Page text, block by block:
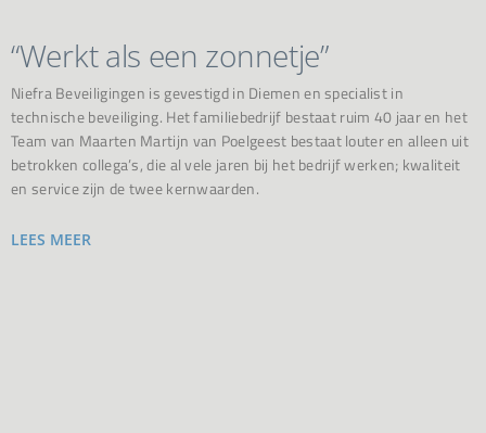
“Werkt als een zonnetje”
Niefra Beveiligingen is gevestigd in Diemen en specialist in
technische beveiliging. Het familiebedrijf bestaat ruim 40 jaar en het
Team van Maarten Martijn van Poelgeest bestaat louter en alleen uit
betrokken collega’s, die al vele jaren bij het bedrijf werken; kwaliteit
en service zijn de twee kernwaarden.
LEES MEER